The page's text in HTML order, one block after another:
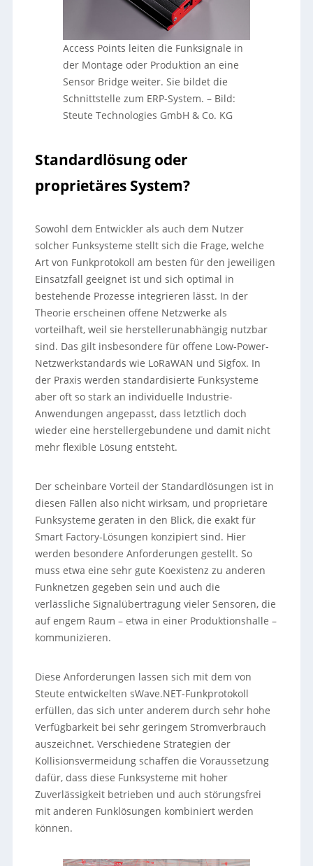
Access Points leiten die Funksignale in
der Montage oder Produktion an eine
Sensor Bridge weiter. Sie bildet die
Schnittstelle zum ERP-System. – Bild:
Steute Technologies GmbH & Co. KG
Standardlösung oder
proprietäres System?
Sowohl dem Entwickler als auch dem Nutzer
solcher Funksysteme stellt sich die Frage, welche
Art von Funkprotokoll am besten für den jeweiligen
Einsatzfall geeignet ist und sich optimal in
bestehende Prozesse integrieren lässt. In der
Theorie erscheinen offene Netzwerke als
vorteilhaft, weil sie herstellerunabhängig nutzbar
sind. Das gilt insbesondere für offene Low-Power-
Netzwerkstandards wie LoRaWAN und Sigfox. In
der Praxis werden standardisierte Funksysteme
aber oft so stark an individuelle Industrie-
Anwendungen angepasst, dass letztlich doch
wieder eine herstellergebundene und damit nicht
mehr flexible Lösung entsteht.
Der scheinbare Vorteil der Standardlösungen ist in
diesen Fällen also nicht wirksam, und proprietäre
Funksysteme geraten in den Blick, die exakt für
Smart Factory-Lösungen konzipiert sind. Hier
werden besondere Anforderungen gestellt. So
muss etwa eine sehr gute Koexistenz zu anderen
Funknetzen gegeben sein und auch die
verlässliche Signalübertragung vieler Sensoren, die
auf engem Raum – etwa in einer Produktionshalle –
kommunizieren.
Diese Anforderungen lassen sich mit dem von
Steute entwickelten sWave.NET-Funkprotokoll
erfüllen, das sich unter anderem durch sehr hohe
Verfügbarkeit bei sehr geringem Stromverbrauch
auszeichnet. Verschiedene Strategien der
Kollisionsvermeidung schaffen die Voraussetzung
dafür, dass diese Funksysteme mit hoher
Zuverlässigkeit betrieben und auch störungsfrei
mit anderen Funklösungen kombiniert werden
können.